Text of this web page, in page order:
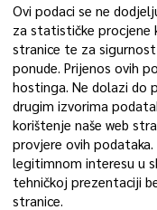
Ovi podaci se ne
za statističke procjene
stranice te za
ponude. Prijenos ovih
hostinga. Ne dolazi do
drugim izvorima
korištenje naše web
provjere ovih
legitimnom interesu u
tehničkoj prezentaciji
stranice.